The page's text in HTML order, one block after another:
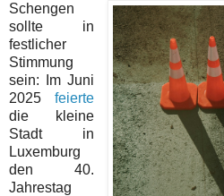
Schengen
sollte in
festlicher
Stimmung
sein: Im Juni
2025 feierte
die kleine
Stadt in
Luxemburg
den 40.
Jahrestag